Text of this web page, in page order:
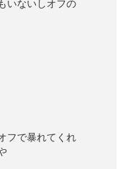
いないしオフの
フで暴れてくれ